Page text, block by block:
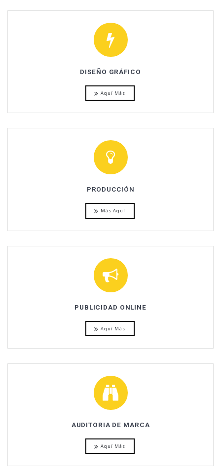
DISEÑO GRÁFICO
Aquí Más
PRODUCCIÓN
Más Aquí
PUBLICIDAD ONLINE
Aquí Más
AUDITORIA DE MARCA
Aquí Más